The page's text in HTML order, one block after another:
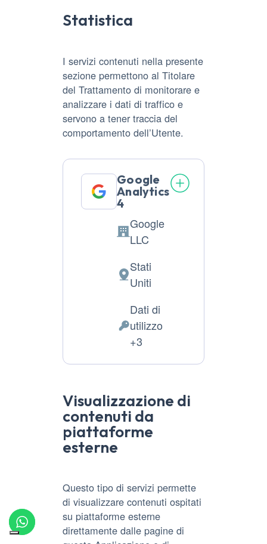
Statistica
I servizi contenuti nella presente
sezione permettono al Titolare
del Trattamento di monitorare e
analizzare i dati di traffico e
servono a tener traccia del
comportamento dell’Utente.
Google
Analytics
4
Azienda:
Google
LLC
Luogo
trattamento:
Stati
Uniti
Dati
Personali
trattati:
Dati di
utilizzo
+3
Visualizzazione di
contenuti da
piattaforme
esterne
Questo tipo di servizi permette
di visualizzare contenuti ospitati
su piattaforme esterne
direttamente dalle pagine di